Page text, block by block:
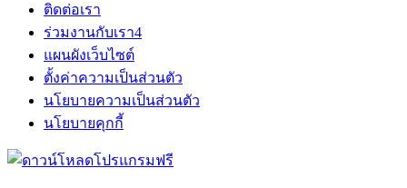
ติดต่อเรา
ร่วมงานกับเรา4
แผนผังเว็บไซต์
ตั้งค่าความเป็นส่วนตัว
นโยบายความเป็นส่วนตัว
นโยบายคุกกี้